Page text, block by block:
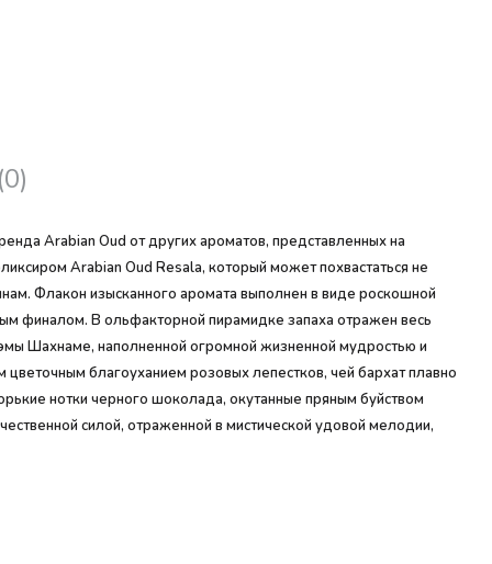
Arabian Oud от других ароматов, представленных на
Arabian Oud Resala, который может похвастаться не
Флакон изысканного аромата выполнен в виде роскошной
финалом. В ольфакторной пирамидке запаха отражен весь
Шахнаме, наполненной огромной жизненной мудростью и
благоуханием розовых лепестков, чей бархат плавно
нотки черного шоколада, окутанные пряным буйством
силой, отраженной в мистической удовой мелодии,